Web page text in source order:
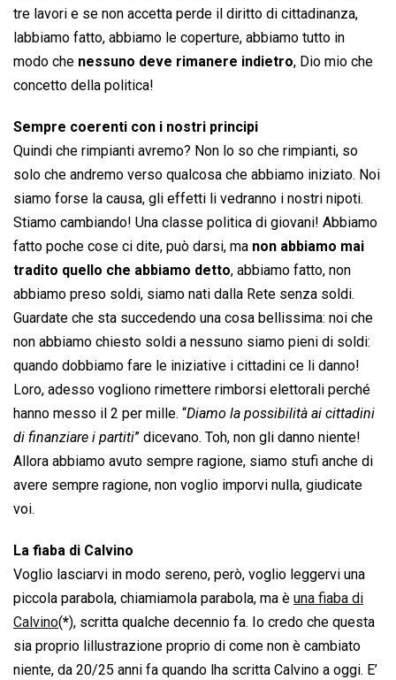
tre lavori e se non accetta perde il diritto di cittadinanza,
labbiamo fatto, abbiamo le coperture, abbiamo tutto in
modo che nessuno deve rimanere indietro, Dio mio che
concetto della politica!
Sempre coerenti con i nostri principi
Quindi che rimpianti avremo? Non lo so che rimpianti, so
solo che andremo verso qualcosa che abbiamo iniziato. Noi
siamo forse la causa, gli effetti li vedranno i nostri nipoti.
Stiamo cambiando! Una classe politica di giovani! Abbiamo
fatto poche cose ci dite, può darsi, ma non abbiamo mai
tradito quello che abbiamo detto, abbiamo fatto, non
abbiamo preso soldi, siamo nati dalla Rete senza soldi.
Guardate che sta succedendo una cosa bellissima: noi che
non abbiamo chiesto soldi a nessuno siamo pieni di soldi:
quando dobbiamo fare le iniziative i cittadini ce li danno!
Loro, adesso vogliono rimettere rimborsi elettorali perché
hanno messo il 2 per mille. “Diamo la possibilità ai cittadini
di finanziare i partiti” dicevano. Toh, non gli danno niente!
Allora abbiamo avuto sempre ragione, siamo stufi anche di
avere sempre ragione, non voglio imporvi nulla, giudicate
voi.
La fiaba di Calvino
Voglio lasciarvi in modo sereno, però, voglio leggervi una
piccola parabola, chiamiamola parabola, ma è una fiaba di
Calvino(*), scritta qualche decennio fa. Io credo che questa
sia proprio lillustrazione proprio di come non è cambiato
niente, da 20/25 anni fa quando lha scritta Calvino a oggi. E’